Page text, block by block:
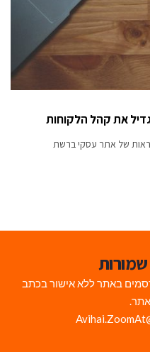
את קהל הלקוחות
של אתר עסקי ברשת
שמורות
באתר ללא אישור בכתב